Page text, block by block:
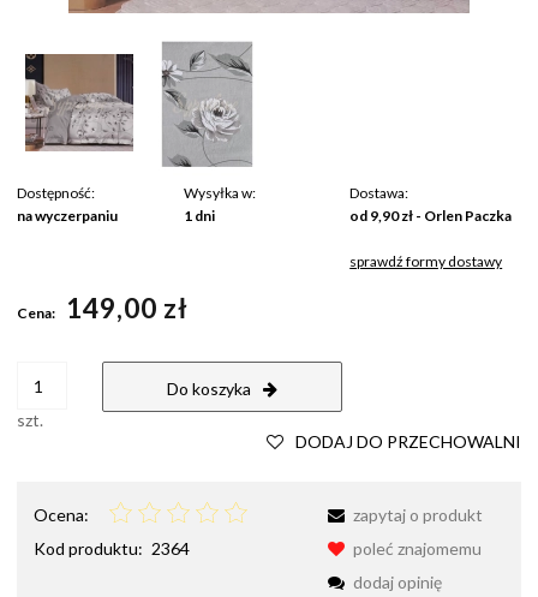
Dostępność:
na wyczerpaniu
Wysyłka w:
1 dni
Dostawa:
od 9,90 zł - Orlen Paczka
sprawdź formy dostawy
Cena: 149,00 zł
szt.
Do koszyka
DODAJ DO PRZECHOWALNI
Ocena:
Kod produktu: 2364
zapytaj o produkt
poleć znajomemu
dodaj opinię